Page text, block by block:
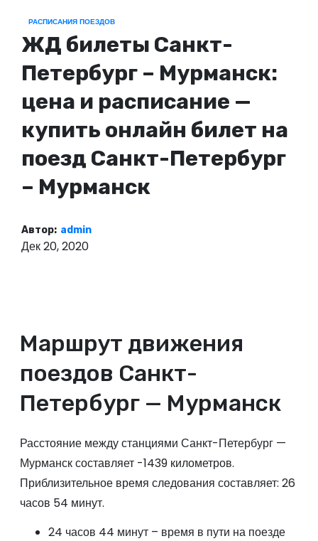
РАСПИСАНИЯ ПОЕЗДОВ
ЖД билеты Санкт-
Петербург – Мурманск:
цена и расписание —
купить онлайн билет на
поезд Санкт-Петербург
– Мурманск
Автор: admin
Дек 20, 2020
Маршрут движения
поездов Санкт-
Петербург — Мурманск
Расстояние между станциями Санкт-Петербург —
Мурманск составляет -1439 километров.
Приблизительное время следования составляет: 26
часов 54 минут.
24 часов 44 минут – время в пути на поезде